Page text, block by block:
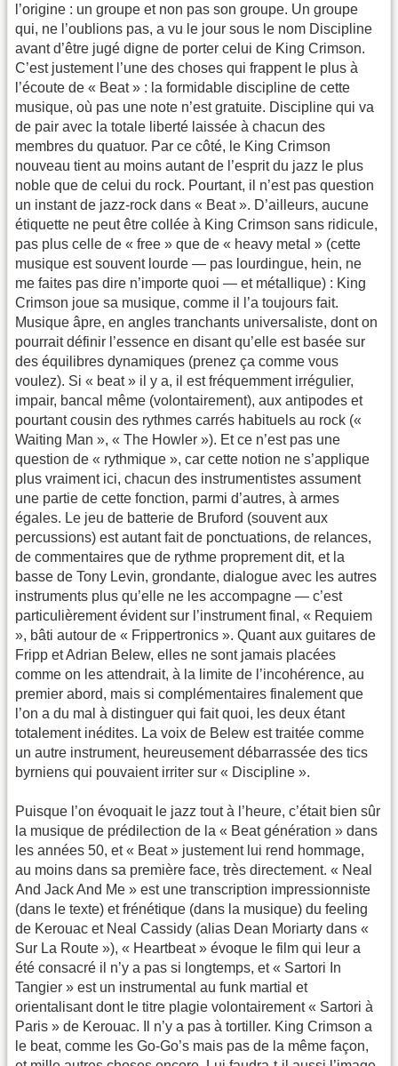
l’origine : un groupe et non pas son groupe. Un groupe
qui, ne l’oublions pas, a vu le jour sous le nom Discipline
avant d’être jugé digne de porter celui de King Crimson.
C’est justement l’une des choses qui frappent le plus à
l’écoute de « Beat » : la formidable discipline de cette
musique, où pas une note n’est gratuite. Discipline qui va
de pair avec la totale liberté laissée à chacun des
membres du quatuor. Par ce côté, le King Crimson
nouveau tient au moins autant de l’esprit du jazz le plus
noble que de celui du rock. Pourtant, il n’est pas question
un instant de jazz-rock dans « Beat ». D’ailleurs, aucune
étiquette ne peut être collée à King Crimson sans ridicule,
pas plus celle de « free » que de « heavy metal » (cette
musique est souvent lourde — pas lourdingue, hein, ne
me faites pas dire n’importe quoi — et métallique) : King
Crimson joue sa musique, comme il l’a toujours fait.
Musique âpre, en angles tranchants universaliste, dont on
pourrait définir l’essence en disant qu’elle est basée sur
des équilibres dynamiques (prenez ça comme vous
voulez). Si « beat » il y a, il est fréquemment irrégulier,
impair, bancal même (volontairement), aux antipodes et
pourtant cousin des rythmes carrés habituels au rock («
Waiting Man », « The Howler »). Et ce n’est pas une
question de « rythmique », car cette notion ne s’applique
plus vraiment ici, chacun des instrumentistes assument
une partie de cette fonction, parmi d’autres, à armes
égales. Le jeu de batterie de Bruford (souvent aux
percussions) est autant fait de ponctuations, de relances,
de commentaires que de rythme proprement dit, et la
basse de Tony Levin, grondante, dialogue avec les autres
instruments plus qu’elle ne les accompagne — c’est
particulièrement évident sur l’instrument final, « Requiem
», bâti autour de « Frippertronics ». Quant aux guitares de
Fripp et Adrian Belew, elles ne sont jamais placées
comme on les attendrait, à la limite de l’incohérence, au
premier abord, mais si complémentaires finalement que
l’on a du mal à distinguer qui fait quoi, les deux étant
totalement inédites. La voix de Belew est traitée comme
un autre instrument, heureusement débarrassée des tics
byrniens qui pouvaient irriter sur « Discipline ».
Puisque l’on évoquait le jazz tout à l’heure, c’était bien sûr
la musique de prédilection de la « Beat génération » dans
les années 50, et « Beat » justement lui rend hommage,
au moins dans sa première face, très directement. « Neal
And Jack And Me » est une transcription impressionniste
(dans le texte) et frénétique (dans la musique) du feeling
de Kerouac et Neal Cassidy (alias Dean Moriarty dans «
Sur La Route »), « Heartbeat » évoque le film qui leur a
été consacré il n’y a pas si longtemps, et « Sartori In
Tangier » est un instrumental au funk martial et
orientalisant dont le titre plagie volontairement « Sartori à
Paris » de Kerouac. Il n’y a pas à tortiller. King Crimson a
le beat, comme les Go-Go’s mais pas de la même façon,